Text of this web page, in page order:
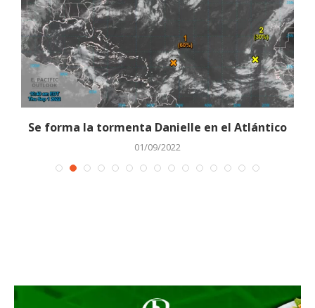
Se forma la tormenta Danielle en el Atlántico
01/09/2022